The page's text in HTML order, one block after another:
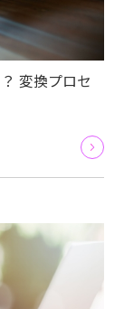
変換プロセ